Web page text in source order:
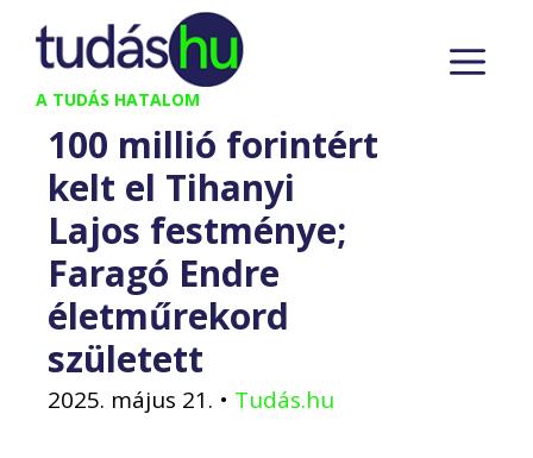
Kilépés
tartalomba
A TUDÁS HATALOM
100 millió forintért
kelt el Tihanyi
Lajos festménye;
Faragó Endre
életműrekord
született
2025. május 21. • Tudás.hu